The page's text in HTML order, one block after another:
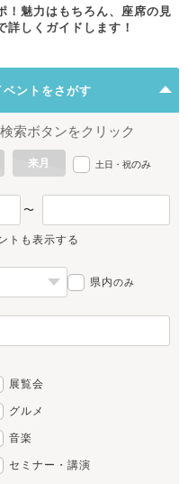
！魅力はもちろん、座席の見
詳しくガイドします！
ントをさがす
索ボタンをクリック
来月 土日・祝のみ
〜
トも表示する
県内のみ
展覧会
グルメ
音楽
セミナー・講演